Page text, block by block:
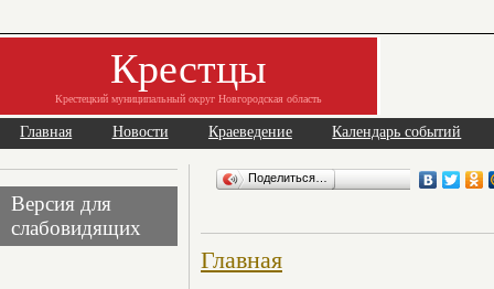
Крестцы
Крестецкий муниципальный округ Новгородская область
Главная Новости Краеведение Календарь событий
Версия для
слабовидящих
Поделиться…
Главная